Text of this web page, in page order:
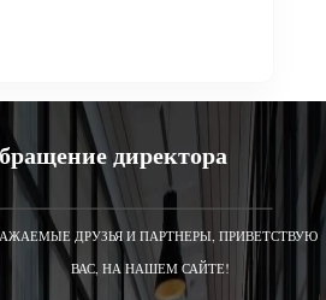
директора
ДРУЗЬЯ И ПАРТНЕРЫ, ПРИВЕТСТВУЮ
ВАС, НА НАШЕМ САЙТЕ!